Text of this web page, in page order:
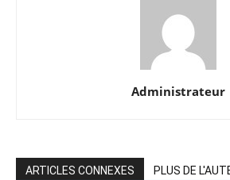
Administrateur
ARTICLES CONNEXES PLUS DE